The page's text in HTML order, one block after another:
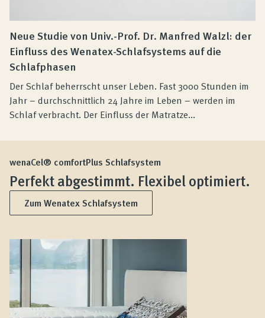
Neue Studie von Univ.-Prof. Dr. Manfred Walzl: der
Einfluss des Wenatex-Schlafsystems auf die
Schlafphasen
Der Schlaf beherrscht unser Leben. Fast 3000 Stunden im
Jahr – durchschnittlich 24 Jahre im Leben – werden im
Schlaf verbracht. Der Einfluss der Matratze...
wenaCel® comfortPlus Schlafsystem
Perfekt abgestimmt. Flexibel optimiert.
Zum Wenatex Schlafsystem